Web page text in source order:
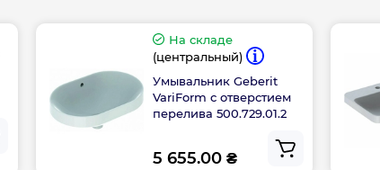
На складе
(центральный)
Умывальник Geberit
VariForm с отверстием
перелива 500.729.01.2
5 655.00 ₴